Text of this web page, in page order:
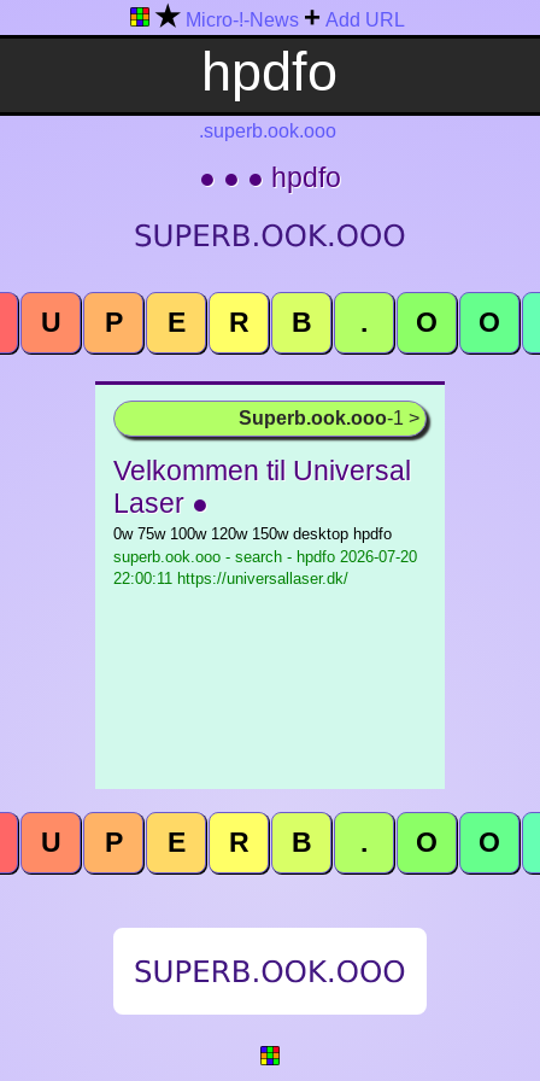
★ Micro-!-News + Add URL
.superb.ook.ooo
● ● ● hpdfo
U P E R B . O O
Superb.ook.ooo-1 >
Velkommen til Universal
Laser ●
0w 75w 100w 120w 150w desktop hpdfo
superb.ook.ooo - search - hpdfo 2026-07-20
22:00:11 https://universallaser.dk/
U P E R B . O O